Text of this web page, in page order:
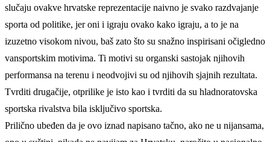
slučaju ovakve hrvatske reprezentacije naivno je svako razdvajanje
sporta od politike, jer oni i igraju ovako kako igraju, a to je na
izuzetno visokom nivou, baš zato što su snažno inspirisani očigledno
vansportskim motivima. Ti motivi su organski sastojak njihovih
performansa na terenu i neodvojivi su od njihovih sjajnih rezultata.
Tvrditi drugačije, otprilike je isto kao i tvrditi da su hladnoratovska
sportska rivalstva bila isključivo sportska.
Prilično ubeđen da je ovo iznad napisano tačno, ako ne u nijansama,